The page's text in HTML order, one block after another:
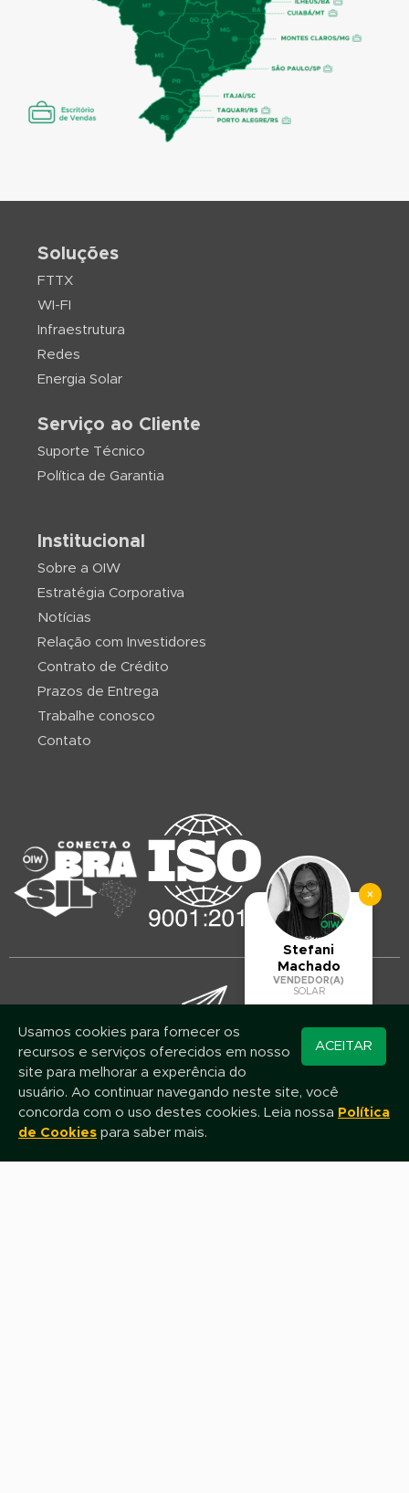
Soluções
FTTX
WI-FI
Infraestrutura
Redes
Energia Solar
Serviço ao Cliente
Suporte Técnico
Política de Garantia
Institucional
Sobre a OIW
Estratégia Corporativa
Notícias
Relação com Investidores
Contrato de Crédito
Prazos de Entrega
Trabalhe conosco
Contato
Mantenha-se atualizado!
Assine nossa newsletter e fique por dentro das novidades e promoções
Nome
×
Stefani
Machado
VENDEDOR(A)
SOLAR
WhatsApp
ACEITAR
Usamos cookies para fornecer os
recursos e serviços oferecidos em nosso
site para melhorar a experência do
usuário. Ao continuar navegando neste site, você
concorda com o uso destes cookies. Leia nossa Política
de Cookies para saber mais.